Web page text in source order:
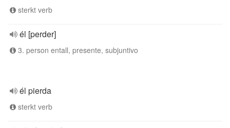
sterkt verb
él [perder]
3. person entall, presente, subjuntivo
él pierda
sterkt verb